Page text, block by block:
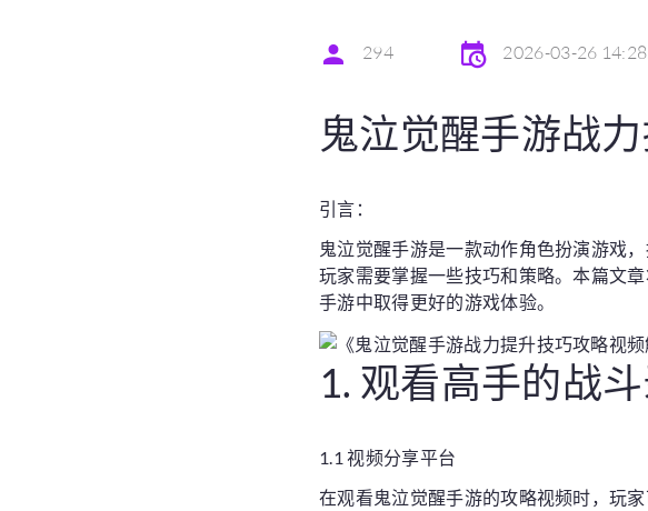
294 2026-03-26
鬼泣觉醒手游战
引言：
鬼泣觉醒手游是一款动作角色扮演游戏
玩家需要掌握一些技巧和策略。本篇文
手游中取得更好的游戏体验。
1. 观看高手的战
1.1 视频分享平台
在观看鬼泣觉醒手游的攻略视频时，玩